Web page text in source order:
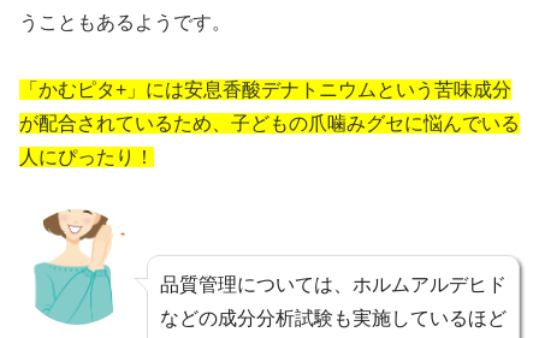
うこともあるようです。
「かむピタ+」には安息香酸デナトニウムという苦味成分
が配合されているため、子どもの爪噛みグセに悩んでいる
人にぴったり！
品質管理については、ホルムアルデヒド
などの成分分析試験も実施しているほど